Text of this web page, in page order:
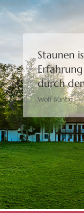
Staunen
Erfahrung
durch
Wolf Büntig